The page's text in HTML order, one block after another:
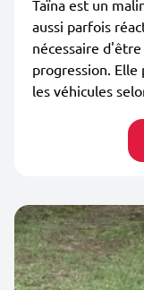
Taïna est un
aussi parfois
nécessaire
progression.
les véhicules